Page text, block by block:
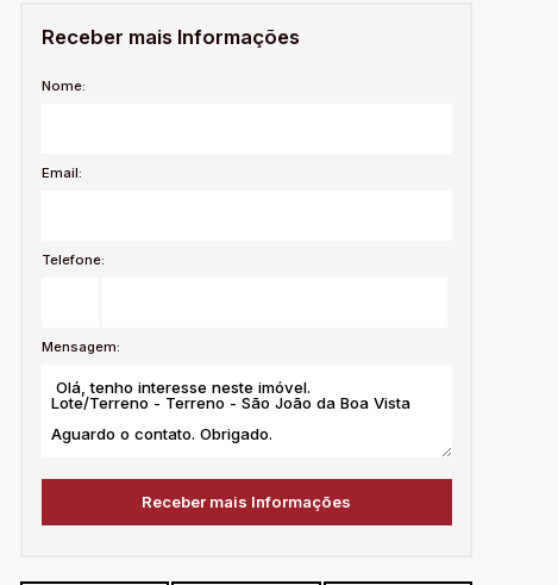
Receber mais Informações
Nome:
Email:
Telefone:
Mensagem: